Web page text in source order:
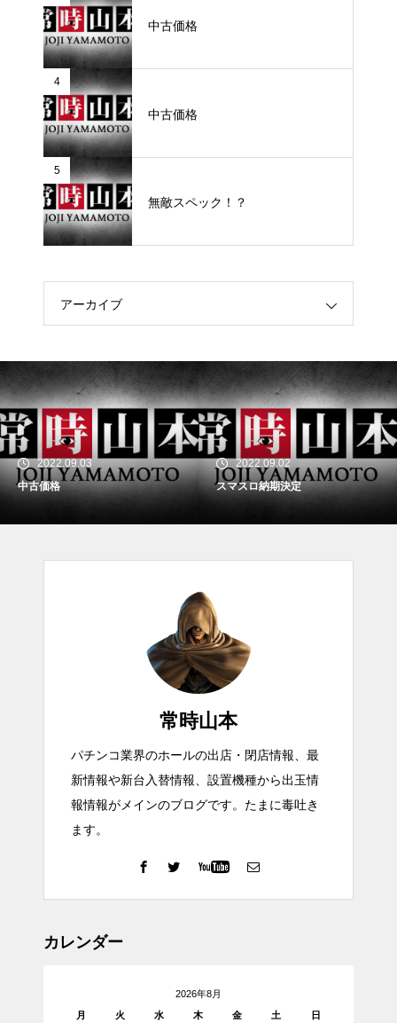
中古価格
4
中古価格
5
無敵スペック！？
アーカイブ
2022.09.03
中古価格
2022.09.02
スマスロ納期決定
常時山本
パチンコ業界のホールの出店・閉店情報、最
新情報や新台入替情報、設置機種から出玉情
報情報がメインのブログです。たまに毒吐き
ます。
カレンダー
2026年8月
月
火 水 木 金 土 日